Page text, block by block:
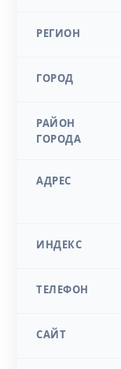
РЕГИОН
ГОРОД
РАЙОН
ГОРОДА
АДРЕС
ИНДЕКС
ТЕЛЕФОН
САЙТ